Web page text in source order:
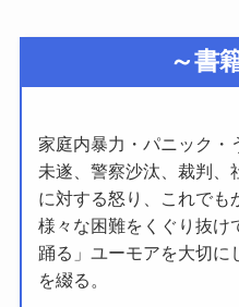
～書
家庭内暴力・パニック・
未遂、警察沙汰、裁判、
に対する怒り、これでも
様々な困難をくぐり抜け
踊る」ユーモアを大切に
を綴る。